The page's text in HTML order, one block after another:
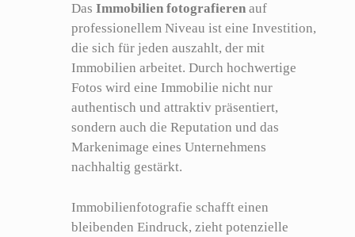
Das Immobilien fotografieren auf
professionellem Niveau ist eine Investition,
die sich für jeden auszahlt, der mit
Immobilien arbeitet. Durch hochwertige
Fotos wird eine Immobilie nicht nur
authentisch und attraktiv präsentiert,
sondern auch die Reputation und das
Markenimage eines Unternehmens
nachhaltig gestärkt.
Immobilienfotografie schafft einen
bleibenden Eindruck, zieht potenzielle